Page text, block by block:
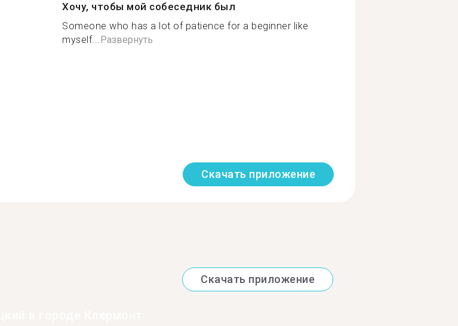
Хочу, чтобы мой собеседник был
Someone who has a lot of patience for a beginner like
myself...Развернуть
Скачать приложение
Скачать приложение